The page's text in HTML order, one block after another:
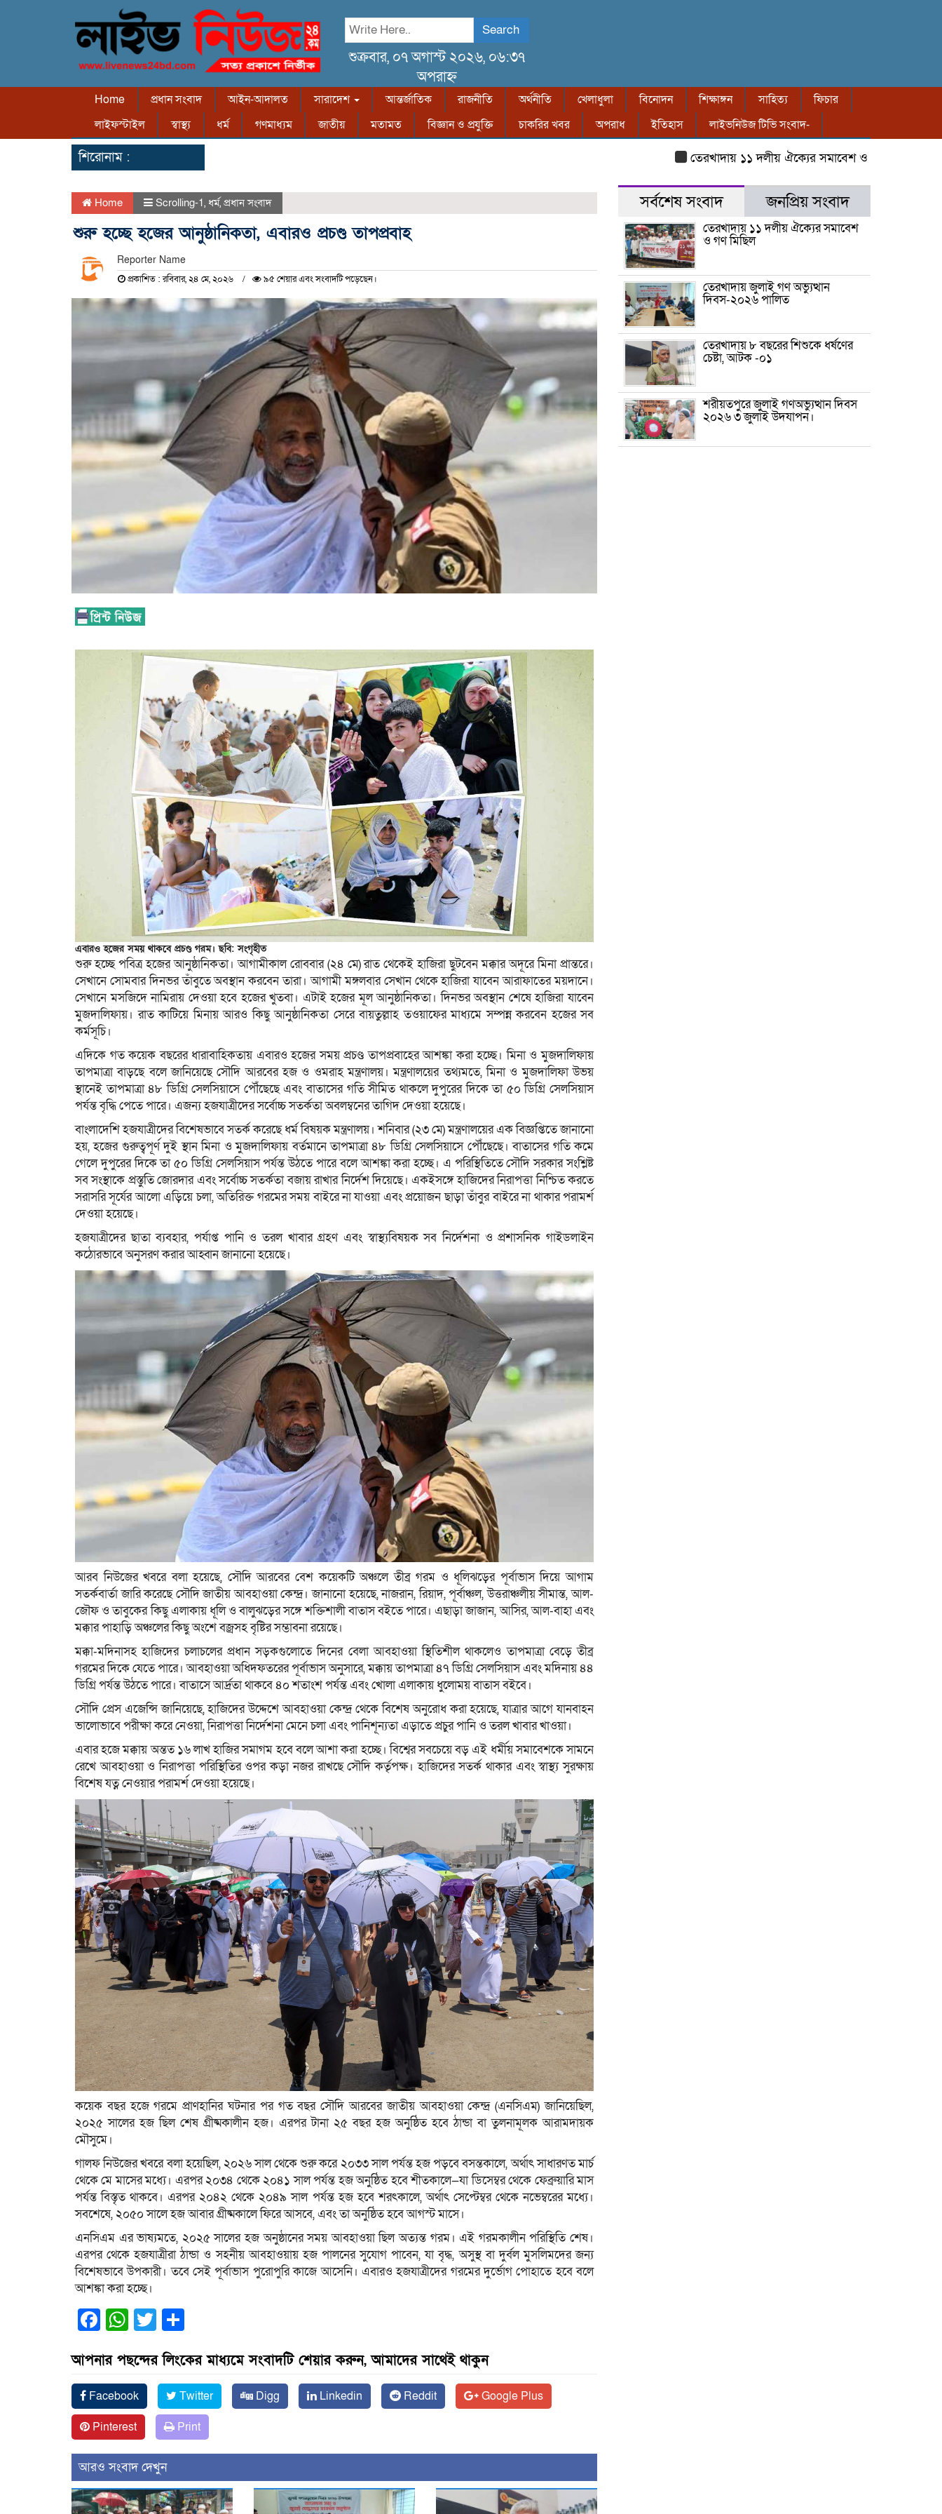
Search
শুক্রবার, ০৭ অগাস্ট ২০২৬, ০৬:৩৭
অপরাহ্ন
Home প্রধান সংবাদ আইন-আদালত সারাদেশ আন্তর্জাতিক রাজনীতি অর্থনীতি খেলাধুলা বিনোদন শিক্ষাঙ্গন সাহিত্য
ফিচার
লাইফস্টাইল
স্বাস্থ্য ধর্ম গণমাধ্যম জাতীয় মতামত বিজ্ঞান ও প্রযুক্তি চাকরির খবর অপরাধ ইতিহাস লাইভনিউজ টিভি সংবাদ-
শিরোনাম : তেরখাদায় ১১ দলীয় ঐক্যের সমাবেশ ও গণ মিছিল
Home Scrolling-1, ধর্ম, প্রধান সংবাদ
শুরু হচ্ছে হজের আনুষ্ঠানিকতা, এবারও প্রচণ্ড তাপপ্রবাহ
Reporter Name
প্রকাশিত : রবিবার, ২৪ মে, ২০২৬ ৯৫ শেয়ার এবং সংবাদটি পড়েছেন।
এবারও হজের সময় থাকবে প্রচণ্ড গরম। ছবি: সংগৃহীত
শুরু হচ্ছে পবিত্র হজের আনুষ্ঠানিকতা। আগামীকাল রোববার (২৪ মে) রাত থেকেই হাজিরা ছুটবেন মক্কার অদূরে মিনা প্রান্তরে।
সেখানে সোমবার দিনভর তাঁবুতে অবস্থান করবেন তারা। আগামী মঙ্গলবার সেখান থেকে হাজিরা যাবেন আরাফাতের ময়দানে।
সেখানে মসজিদে নামিরায় দেওয়া হবে হজের খুতবা। এটাই হজের মূল আনুষ্ঠানিকতা। দিনভর অবস্থান শেষে হাজিরা যাবেন
মুজদালিফায়। রাত কাটিয়ে মিনায় আরও কিছু আনুষ্ঠানিকতা সেরে বায়তুল্লাহ তওয়াফের মাধ্যমে সম্পন্ন করবেন হজের সব
কর্মসূচি।
এদিকে গত কয়েক বছরের ধারাবাহিকতায় এবারও হজের সময় প্রচণ্ড তাপপ্রবাহের আশঙ্কা করা হচ্ছে। মিনা ও মুজদালিফায়
তাপমাত্রা বাড়ছে বলে জানিয়েছে সৌদি আরবের হজ ও ওমরাহ মন্ত্রণালয়। মন্ত্রণালয়ের তথ্যমতে, মিনা ও মুজদালিফা উভয়
স্থানেই তাপমাত্রা ৪৮ ডিগ্রি সেলসিয়াসে পৌঁছেছে এবং বাতাসের গতি সীমিত থাকলে দুপুরের দিকে তা ৫০ ডিগ্রি সেলসিয়াস
পর্যন্ত বৃদ্ধি পেতে পারে। এজন্য হজযাত্রীদের সর্বোচ্চ সতর্কতা অবলম্বনের তাগিদ দেওয়া হয়েছে।
বাংলাদেশি হজযাত্রীদের বিশেষভাবে সতর্ক করেছে ধর্ম বিষয়ক মন্ত্রণালয়। শনিবার (২৩ মে) মন্ত্রণালয়ের এক বিজ্ঞপ্তিতে জানানো
হয়, হজের গুরুত্বপূর্ণ দুই স্থান মিনা ও মুজদালিফায় বর্তমানে তাপমাত্রা ৪৮ ডিগ্রি সেলসিয়াসে পৌঁছেছে। বাতাসের গতি কমে
গেলে দুপুরের দিকে তা ৫০ ডিগ্রি সেলসিয়াস পর্যন্ত উঠতে পারে বলে আশঙ্কা করা হচ্ছে। এ পরিস্থিতিতে সৌদি সরকার সংশ্লিষ্ট
সব সংস্থাকে প্রস্তুতি জোরদার এবং সর্বোচ্চ সতর্কতা বজায় রাখার নির্দেশ দিয়েছে। একইসঙ্গে হাজিদের নিরাপত্তা নিশ্চিত করতে
সরাসরি সূর্যের আলো এড়িয়ে চলা, অতিরিক্ত গরমের সময় বাইরে না যাওয়া এবং প্রয়োজন ছাড়া তাঁবুর বাইরে না থাকার পরামর্শ
দেওয়া হয়েছে।
হজযাত্রীদের ছাতা ব্যবহার, পর্যাপ্ত পানি ও তরল খাবার গ্রহণ এবং স্বাস্থ্যবিষয়ক সব নির্দেশনা ও প্রশাসনিক গাইডলাইন
কঠোরভাবে অনুসরণ করার আহ্বান জানানো হয়েছে।
আরব নিউজের খবরে বলা হয়েছে, সৌদি আরবের বেশ কয়েকটি অঞ্চলে তীব্র গরম ও ধূলিঝড়ের পূর্বাভাস দিয়ে আগাম
সতর্কবার্তা জারি করেছে সৌদি জাতীয় আবহাওয়া কেন্দ্র। জানানো হয়েছে, নাজরান, রিয়াদ, পূর্বাঞ্চল, উত্তরাঞ্চলীয় সীমান্ত, আল-
জৌফ ও তাবুকের কিছু এলাকায় ধূলি ও বালুঝড়ের সঙ্গে শক্তিশালী বাতাস বইতে পারে। এছাড়া জাজান, আসির, আল-বাহা এবং
মক্কার পাহাড়ি অঞ্চলের কিছু অংশে বজ্রসহ বৃষ্টির সম্ভাবনা রয়েছে।
মক্কা-মদিনাসহ হাজিদের চলাচলের প্রধান সড়কগুলোতে দিনের বেলা আবহাওয়া স্থিতিশীল থাকলেও তাপমাত্রা বেড়ে তীব্র
গরমের দিকে যেতে পারে। আবহাওয়া অধিদফতরের পূর্বাভাস অনুসারে, মক্কায় তাপমাত্রা ৪৭ ডিগ্রি সেলসিয়াস এবং মদিনায় ৪৪
ডিগ্রি পর্যন্ত উঠতে পারে। বাতাসে আর্দ্রতা থাকবে ৪০ শতাংশ পর্যন্ত এবং খোলা এলাকায় ধুলোময় বাতাস বইবে।
সৌদি প্রেস এজেন্সি জানিয়েছে, হাজিদের উদ্দেশে আবহাওয়া কেন্দ্র থেকে বিশেষ অনুরোধ করা হয়েছে, যাত্রার আগে যানবাহন
ভালোভাবে পরীক্ষা করে নেওয়া, নিরাপত্তা নির্দেশনা মেনে চলা এবং পানিশূন্যতা এড়াতে প্রচুর পানি ও তরল খাবার খাওয়া।
এবার হজে মক্কায় অন্তত ১৬ লাখ হাজির সমাগম হবে বলে আশা করা হচ্ছে। বিশ্বের সবচেয়ে বড় এই ধর্মীয় সমাবেশকে সামনে
রেখে আবহাওয়া ও নিরাপত্তা পরিস্থিতির ওপর কড়া নজর রাখছে সৌদি কর্তৃপক্ষ। হাজিদের সতর্ক থাকার এবং স্বাস্থ্য সুরক্ষায়
বিশেষ যত্ন নেওয়ার পরামর্শ দেওয়া হয়েছে।
কয়েক বছর হজে গরমে প্রাণহানির ঘটনার পর গত বছর সৌদি আরবের জাতীয় আবহাওয়া কেন্দ্র (এনসিএম) জানিয়েছিল,
২০২৫ সালের হজ ছিল শেষ গ্রীষ্মকালীন হজ। এরপর টানা ২৫ বছর হজ অনুষ্ঠিত হবে ঠান্ডা বা তুলনামূলক আরামদায়ক
মৌসুমে।
গালফ নিউজের খবরে বলা হয়েছিল, ২০২৬ সাল থেকে শুরু করে ২০৩৩ সাল পর্যন্ত হজ পড়বে বসন্তকালে, অর্থাৎ সাধারণত মার্চ
থেকে মে মাসের মধ্যে। এরপর ২০৩৪ থেকে ২০৪১ সাল পর্যন্ত হজ অনুষ্ঠিত হবে শীতকালে—যা ডিসেম্বর থেকে ফেব্রুয়ারি মাস
পর্যন্ত বিস্তৃত থাকবে। এরপর ২০৪২ থেকে ২০৪৯ সাল পর্যন্ত হজ হবে শরৎকালে, অর্থাৎ সেপ্টেম্বর থেকে নভেম্বরের মধ্যে।
সবশেষে, ২০৫০ সালে হজ আবার গ্রীষ্মকালে ফিরে আসবে, এবং তা অনুষ্ঠিত হবে আগস্ট মাসে।
এনসিএম এর ভাষ্যমতে, ২০২৫ সালের হজ অনুষ্ঠানের সময় আবহাওয়া ছিল অত্যন্ত গরম। এই গরমকালীন পরিস্থিতি শেষ।
এরপর থেকে হজযাত্রীরা ঠান্ডা ও সহনীয় আবহাওয়ায় হজ পালনের সুযোগ পাবেন, যা বৃদ্ধ, অসুস্থ বা দুর্বল মুসলিমদের জন্য
বিশেষভাবে উপকারী। তবে সেই পূর্বাভাস পুরোপুরি কাজে আসেনি। এবারও হজযাত্রীদের গরমের দুর্ভোগ পোহাতে হবে বলে
আশঙ্কা করা হচ্ছে।
Facebook
WhatsApp
Twitter
আপনার পছন্দের লিংকের মাধ্যমে সংবাদটি শেয়ার করুন, আমাদের সাথেই থাকুন
Facebook Twitter Digg Linkedin Reddit
Google Plus
Pinterest
Print
আরও সংবাদ দেখুন
সর্বশেষ সংবাদ জনপ্রিয় সংবাদ
তেরখাদায় ১১ দলীয় ঐক্যের সমাবেশ
ও গণ মিছিল
তেরখাদায় জুলাই গণ অভ্যুত্থান
দিবস-২০২৬ পালিত
তেরখাদায় ৮ বছরের শিশুকে ধর্ষণের
চেষ্টা, আটক -০১
শরীয়তপুরে জুলাই গণঅভ্যুত্থান দিবস
২০২৬ ৩ জুলাই উদযাপন।